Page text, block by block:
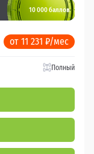
10 000 баллов
от 11 231 ₽/мес
Полный